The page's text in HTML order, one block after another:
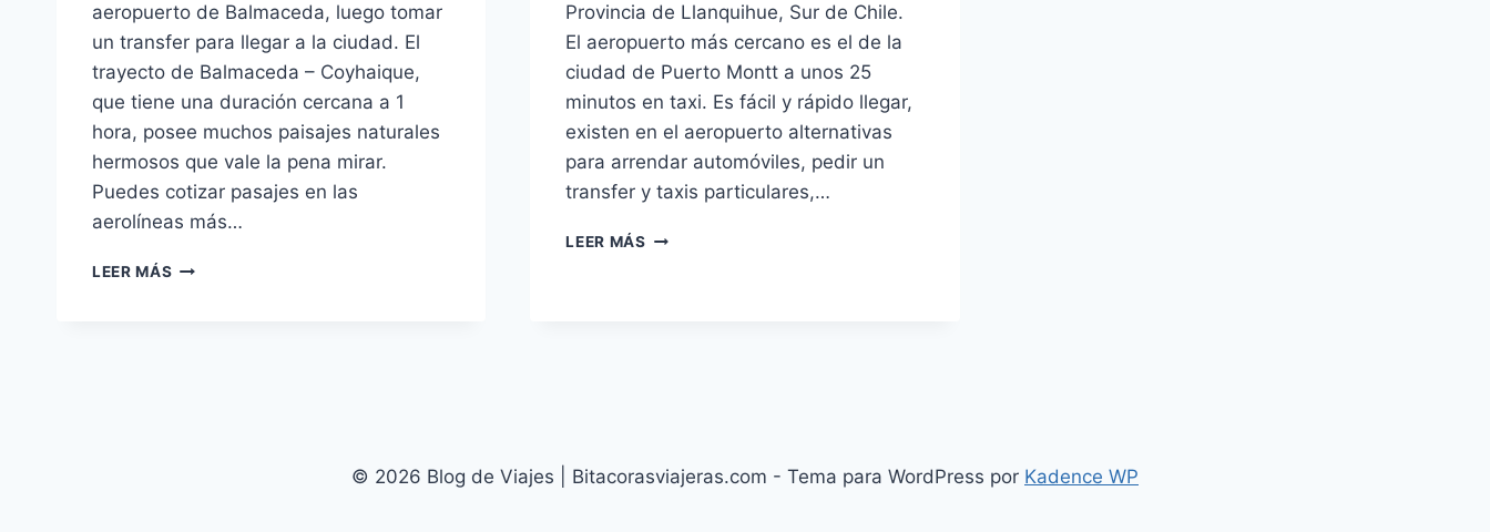
aeropuerto de Balmaceda, luego tomar
un transfer para llegar a la ciudad. El
trayecto de Balmaceda – Coyhaique,
que tiene una duración cercana a 1
hora, posee muchos paisajes naturales
hermosos que vale la pena mirar.
Puedes cotizar pasajes en las
aerolíneas más…
LEER MÁS PATAGONIA
Provincia de Llanquihue, Sur de Chile.
El aeropuerto más cercano es el de la
ciudad de Puerto Montt a unos 25
minutos en taxi. Es fácil y rápido llegar,
existen en el aeropuerto alternativas
para arrendar automóviles, pedir un
transfer y taxis particulares,…
LEER MÁS SUR
© 2026 Blog de Viajes | Bitacorasviajeras.com - Tema para WordPress por Kadence WP